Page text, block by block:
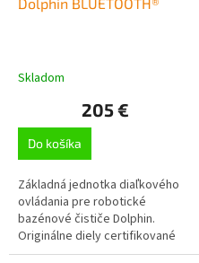
Skladom
205 €
Do košíka
Základná jednotka diaľkového
ovládania pre robotické
bazénové čističe Dolphin.
Originálne diely certifikované
spoločnosťou Maytronics